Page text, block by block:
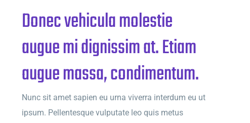
Donec vehicula molestie
augue mi dignissim at. Etiam
augue massa, condimentum.
Nunc sit amet sapien eu urna viverra interdum eu ut
ipsum. Pellentesque vulputate leo quis metus